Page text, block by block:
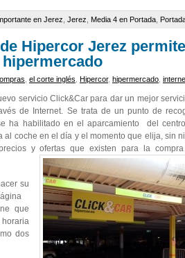
en Jerez Jerez Media 4 en Portada
Hipercor Jerez
el corte inglés Hipercor, hipermercado
servicio Click&Car para dar un mejor
de Internet. Se trata de un punto de
ha habilitado en el aparcamiento del
coche en el día y el momento que elija, sin
y ofertas que existen para la
su
que
dos